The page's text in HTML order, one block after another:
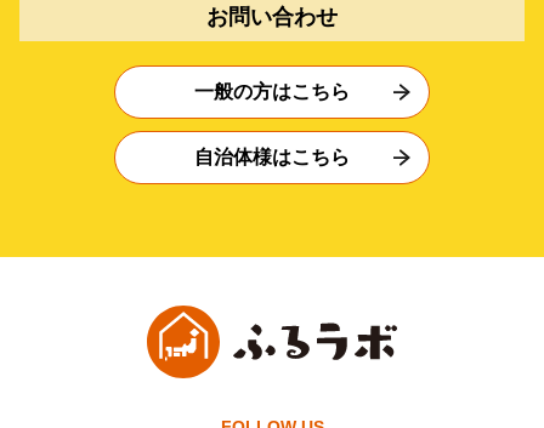
お問い合わせ
一般の方はこちら
自治体様はこちら